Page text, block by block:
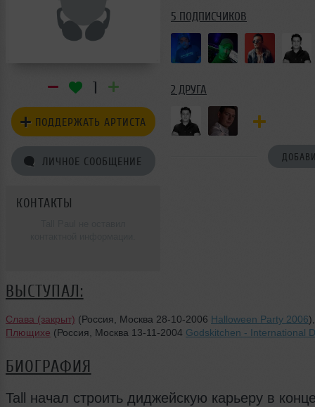
1
ПОДДЕРЖАТЬ АРТИСТА
ЛИЧНОЕ СООБЩЕНИЕ
КОНТАКТЫ
5 ПОДПИСЧИКОВ
2 ДРУГА
ВЫСТУПАЛ:
Слава (закрыт) (Россия, Москва 28-10-2006 Halloween Party 2006
Плющихе (Россия, Москва 13-11-2004 Godskitchen - International
БИОГРАФИЯ
Tall начал строить диджейскую карьеру в